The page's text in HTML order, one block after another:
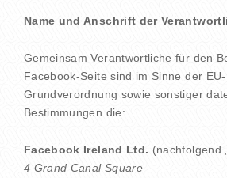
Name und Anschrift der
Gemeinsam Verantwortliche für den
Facebook-Seite sind im Sinne der
Grundverordnung sowie sonstiger
Bestimmungen die:
Facebook Ireland Ltd. (nachfolgend
4 Grand Canal Square